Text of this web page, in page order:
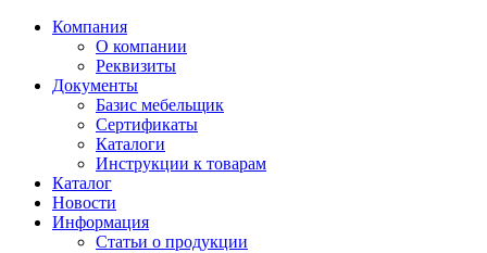
Компания
О компании
Реквизиты
Документы
Базис мебельщик
Сертификаты
Каталоги
Инструкции к товарам
Каталог
Новости
Информация
Статьи о продукции